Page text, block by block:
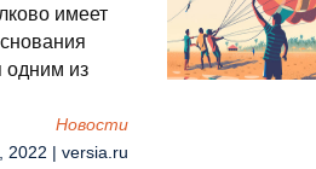
имеет
одним из
Новости
2022 | versia.ru